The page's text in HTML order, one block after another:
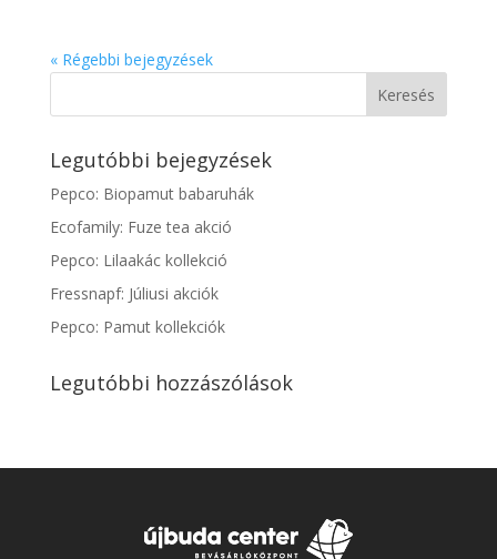
« Régebbi bejegyzések
Legutóbbi bejegyzések
Pepco: Biopamut babaruhák
Ecofamily: Fuze tea akció
Pepco: Lilaakác kollekció
Fressnapf: Júliusi akciók
Pepco: Pamut kollekciók
Legutóbbi hozzászólások